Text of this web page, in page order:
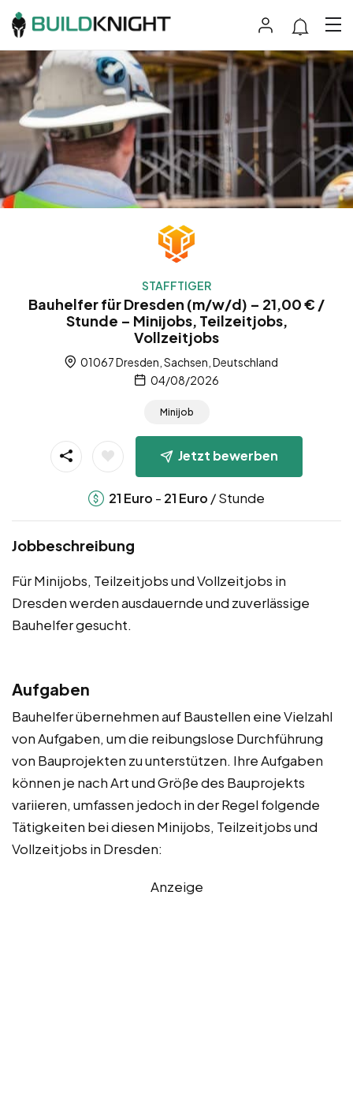
STAFFTIGER
Bauhelfer für Dresden (m/w/d) – 21,00 € /
Stunde – Minijobs, Teilzeitjobs,
Vollzeitjobs
01067 Dresden, Sachsen, Deutschland
04/08/2026
Minijob
Jetzt bewerben
21 Euro - 21 Euro / Stunde
Jobbeschreibung
Für Minijobs, Teilzeitjobs und Vollzeitjobs in
Dresden werden ausdauernde und zuverlässige
Bauhelfer gesucht.
Aufgaben
Bauhelfer übernehmen auf Baustellen eine Vielzahl
von Aufgaben, um die reibungslose Durchführung
von Bauprojekten zu unterstützen. Ihre Aufgaben
können je nach Art und Größe des Bauprojekts
variieren, umfassen jedoch in der Regel folgende
Tätigkeiten bei diesen Minijobs, Teilzeitjobs und
Vollzeitjobs in Dresden:
Anzeige